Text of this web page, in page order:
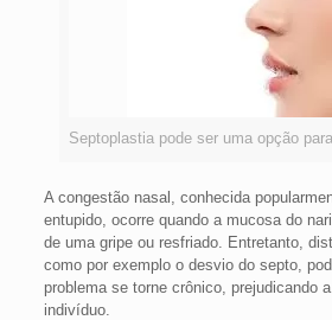
Septoplastia pode ser uma opção
A congestão nasal, conhecida
entupido, ocorre quando a mucosa do
de uma gripe ou resfriado. Entretanto,
como por exemplo o desvio do septo,
problema se torne crônico, prejudicando
indivíduo.